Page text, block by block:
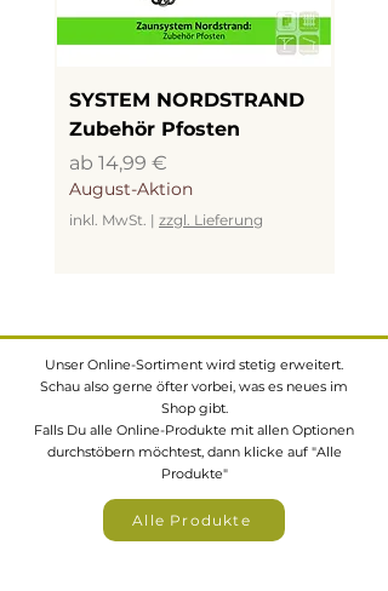
SYSTEM NORDSTRAND
Zubehör Pfosten
ab 14,99 €
Sale-Preis
August-Aktion
inkl. MwSt. | zzgl. Lieferung
Unser Online-Sortiment wird stetig erweitert.
Schau also gerne öfter vorbei, was es neues im
Shop gibt.
Falls Du alle Online-Produkte mit allen Optionen
durchstöbern möchtest, dann klicke auf "Alle
Produkte"
Alle Produkte